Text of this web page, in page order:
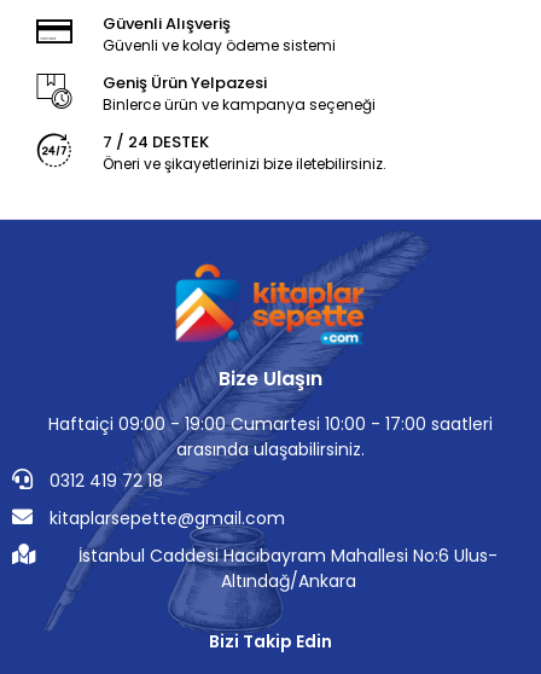
Güvenli Alışveriş
Güvenli ve kolay ödeme sistemi
Geniş Ürün Yelpazesi
Binlerce ürün ve kampanya seçeneği
7 / 24 DESTEK
Öneri ve şikayetlerinizi bize iletebilirsiniz.
Bize Ulaşın
Haftaiçi 09:00 - 19:00 Cumartesi 10:00 - 17:00 saatleri
arasında ulaşabilirsiniz.
0312 419 72 18
kitaplarsepette@gmail.com
İstanbul Caddesi Hacıbayram Mahallesi No:6 Ulus-
Altındağ/Ankara
Bizi Takip Edin